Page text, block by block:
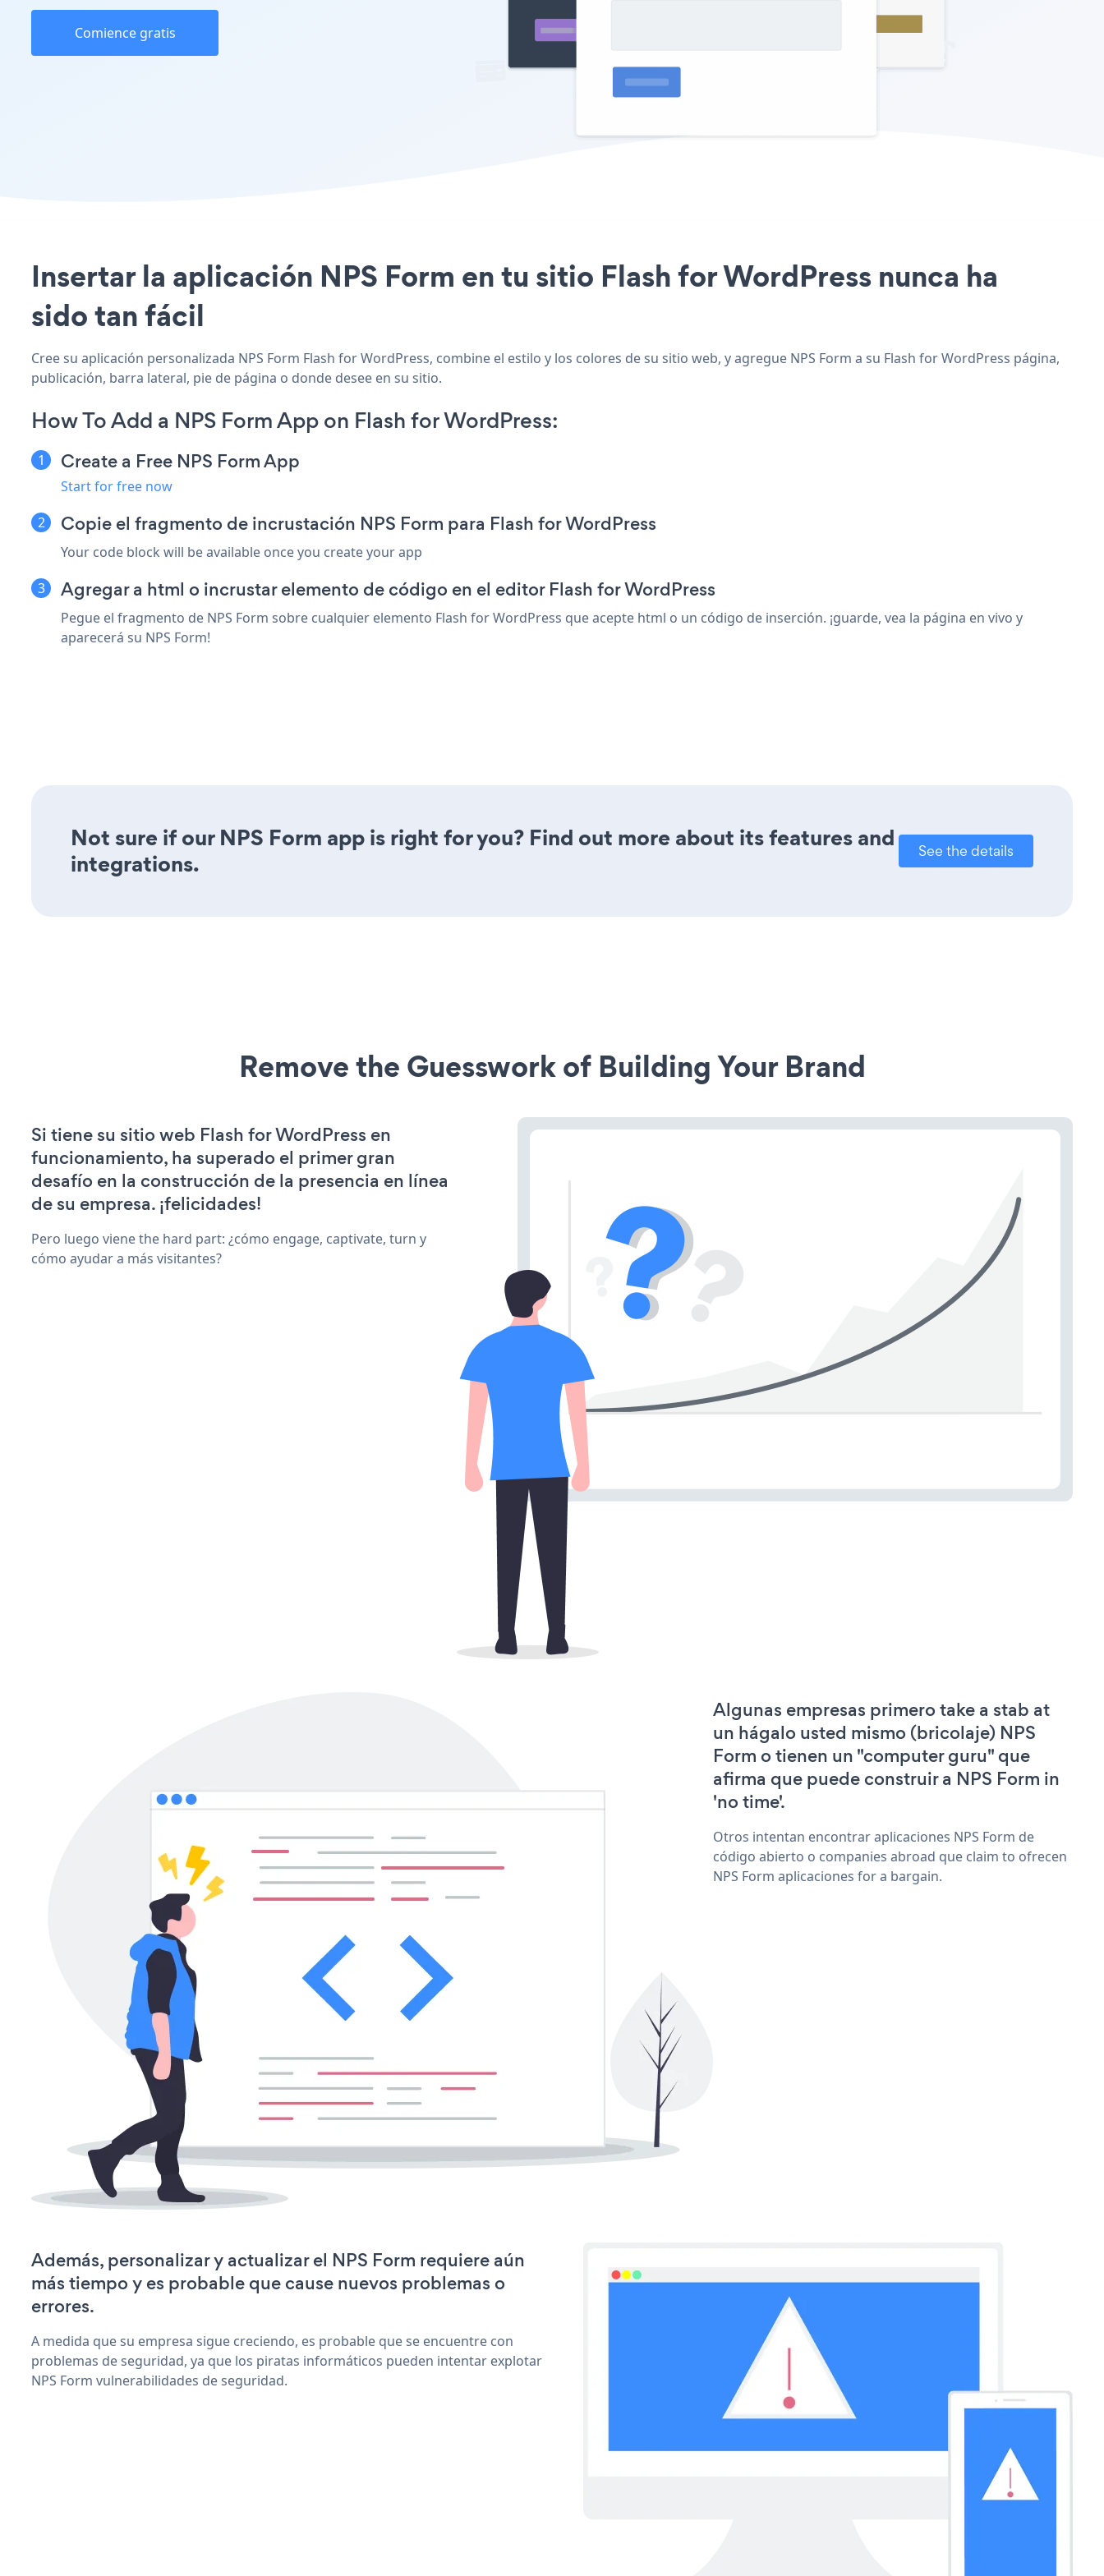
Comience gratis
Insertar la aplicación NPS Form en tu sitio Flash for WordPress nunca ha
sido tan fácil
Cree su aplicación personalizada NPS Form Flash for WordPress, combine el estilo y los colores de su sitio web, y agregue NPS Form a su Flash for WordPress página,
publicación, barra lateral, pie de página o donde desee en su sitio.
How To Add a NPS Form App on Flash for WordPress:
Create a Free NPS Form App
Start for free now
Copie el fragmento de incrustación NPS Form para Flash for WordPress
Your code block will be available once you create your app
Agregar a html o incrustar elemento de código en el editor Flash for WordPress
Pegue el fragmento de NPS Form sobre cualquier elemento Flash for WordPress que acepte html o un código de inserción. ¡guarde, vea la página en vivo y
aparecerá su NPS Form!
Not sure if our NPS Form app is right for you? Find out more about its features and
integrations.
See the details
Remove the Guesswork of Building Your Brand
Si tiene su sitio web Flash for WordPress en
funcionamiento, ha superado el primer gran
desafío en la construcción de la presencia en línea
de su empresa. ¡felicidades!
Pero luego viene the hard part: ¿cómo engage, captivate, turn y
cómo ayudar a más visitantes?
Algunas empresas primero take a stab at
un hágalo usted mismo (bricolaje) NPS
Form o tienen un "computer guru" que
afirma que puede construir a NPS Form in
'no time'.
Otros intentan encontrar aplicaciones NPS Form de
código abierto o companies abroad que claim to ofrecen
NPS Form aplicaciones for a bargain.
Además, personalizar y actualizar el NPS Form requiere aún
más tiempo y es probable que cause nuevos problemas o
errores.
A medida que su empresa sigue creciendo, es probable que se encuentre con
problemas de seguridad, ya que los piratas informáticos pueden intentar explotar
NPS Form vulnerabilidades de seguridad.